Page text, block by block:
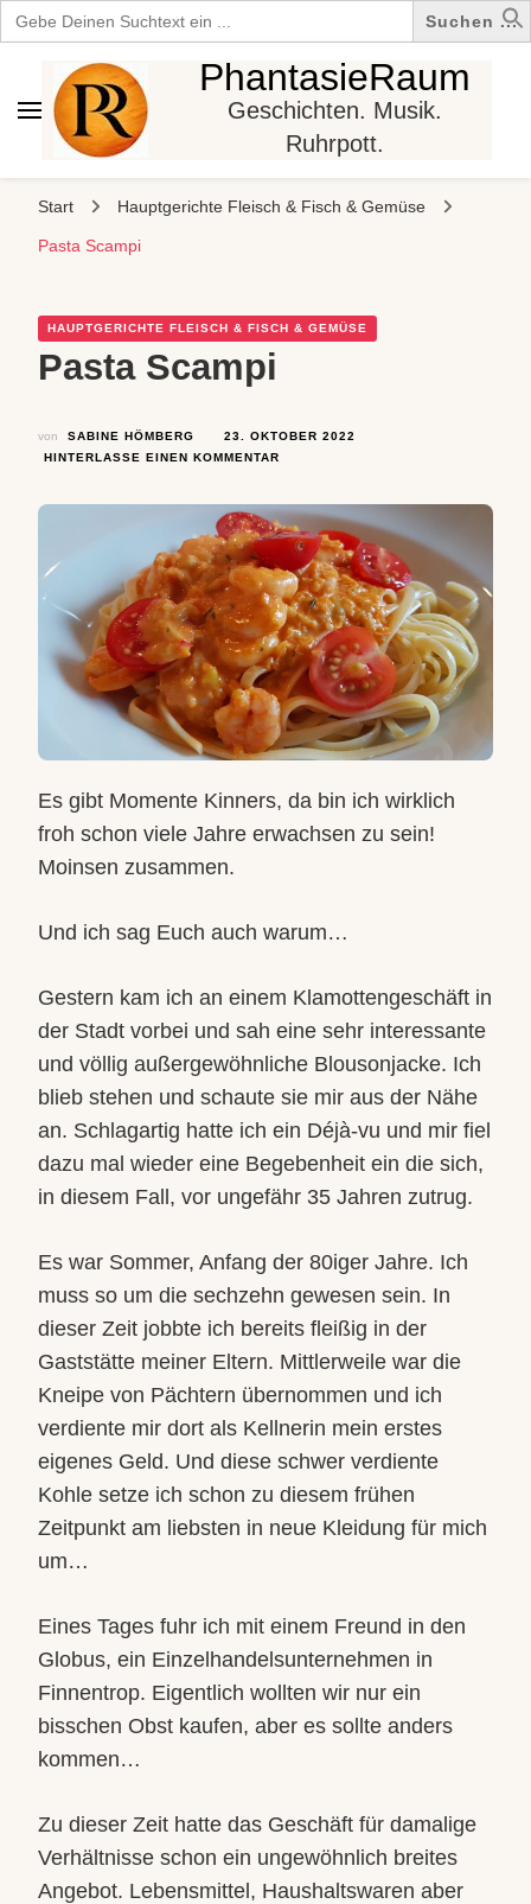
Search
for:
PhantasieRaum
Geschichten. Musik.
Ruhrpott.
Start Hauptgerichte Fleisch & Fisch & Gemüse
Pasta Scampi
HAUPTGERICHTE FLEISCH & FISCH & GEMÜSE
Pasta Scampi
von SABINE HÖMBERG
23. OKTOBER 2022
HINTERLASSE EINEN KOMMENTAR
Es gibt Momente Kinners, da bin ich wirklich
froh schon viele Jahre erwachsen zu sein!
Moinsen zusammen.
Und ich sag Euch auch warum…
Gestern kam ich an einem Klamottengeschäft in
der Stadt vorbei und sah eine sehr interessante
und völlig außergewöhnliche Blousonjacke. Ich
blieb stehen und schaute sie mir aus der Nähe
an. Schlagartig hatte ich ein Déjà-vu und mir fiel
dazu mal wieder eine Begebenheit ein die sich,
in diesem Fall, vor ungefähr 35 Jahren zutrug.
Es war Sommer, Anfang der 80iger Jahre. Ich
muss so um die sechzehn gewesen sein. In
dieser Zeit jobbte ich bereits fleißig in der
Gaststätte meiner Eltern. Mittlerweile war die
Kneipe von Pächtern übernommen und ich
verdiente mir dort als Kellnerin mein erstes
eigenes Geld. Und diese schwer verdiente
Kohle setze ich schon zu diesem frühen
Zeitpunkt am liebsten in neue Kleidung für mich
um…
Eines Tages fuhr ich mit einem Freund in den
Globus, ein Einzelhandelsunternehmen in
Finnentrop. Eigentlich wollten wir nur ein
bisschen Obst kaufen, aber es sollte anders
kommen…
Zu dieser Zeit hatte das Geschäft für damalige
Verhältnisse schon ein ungewöhnlich breites
Angebot. Lebensmittel, Haushaltswaren aber